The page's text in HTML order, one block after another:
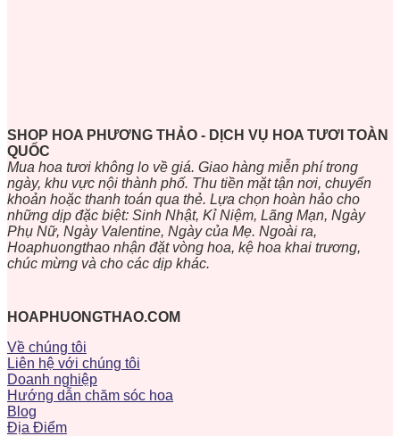
SHOP HOA PHƯƠNG THẢO - DỊCH VỤ HOA TƯƠI TOÀN
QUỐC
Mua hoa tươi không lo về giá. Giao hàng miễn phí trong
ngày, khu vực nội thành phố. Thu tiền mặt tận nơi, chuyển
khoản hoặc thanh toán qua thẻ. Lựa chọn hoàn hảo cho
những dịp đặc biệt: Sinh Nhật, Kỉ Niệm, Lãng Mạn, Ngày
Phụ Nữ, Ngày Valentine, Ngày của Mẹ. Ngoài ra,
Hoaphuongthao nhận đặt vòng hoa, kệ hoa khai trương,
chúc mừng và cho các dịp khác.
HOAPHUONGTHAO.COM
Về chúng tôi
Liên hệ với chúng tôi
Doanh nghiệp
Hướng dẫn chăm sóc hoa
Blog
Địa Điểm